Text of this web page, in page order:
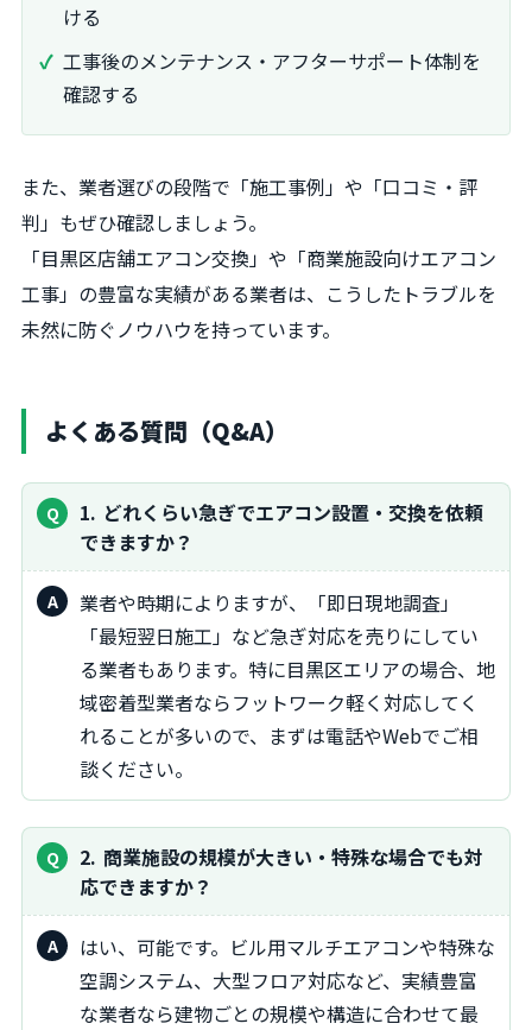
ける
工事後のメンテナンス・アフターサポート体制を
確認する
また、業者選びの段階で「施工事例」や「口コミ・評
判」もぜひ確認しましょう。
「目黒区店舗エアコン交換」や「商業施設向けエアコン
工事」の豊富な実績がある業者は、こうしたトラブルを
未然に防ぐノウハウを持っています。
よくある質問（Q&A）
1 どれくらい急ぎでエアコン設置・交換を依頼
できますか？
業者や時期によりますが、「即日現地調査」
「最短翌日施工」など急ぎ対応を売りにしてい
る業者もあります。特に目黒区エリアの場合、地
域密着型業者ならフットワーク軽く対応してく
れることが多いので、まずは電話やWebでご相
談ください。
2 商業施設の規模が大きい・特殊な場合でも対
応できますか？
はい、可能です。ビル用マルチエアコンや特殊な
空調システム、大型フロア対応など、実績豊富
な業者なら建物ごとの規模や構造に合わせて最